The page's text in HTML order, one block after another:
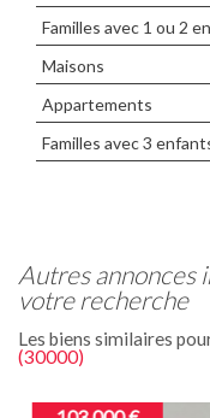
Familles avec 1 ou 2
Maisons
Appartements
Familles avec 3
autres annonces immobilières correspondant à
votre recherche
Les biens similaires
(30000)